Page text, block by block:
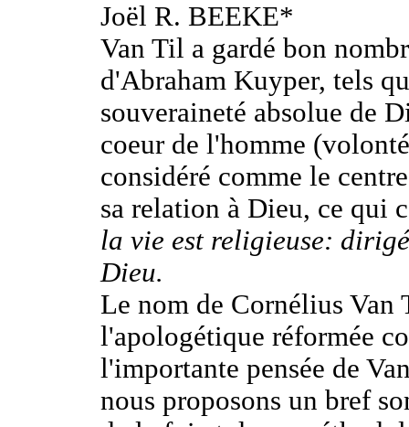
Joël R. BEEKE*
Van Til a gardé bon
d'Abraham Kuyper, tels
souveraineté absolue de
coeur de l'homme
considéré comme le
sa relation à Dieu, ce qui
la vie est religieuse:
Dieu.
Le nom de Cornélius Van
l'apologétique réformée
l'importante pensée de
nous proposons un bref